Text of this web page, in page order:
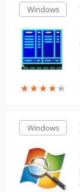
Windows
★★★★★
★★★★★
Windows